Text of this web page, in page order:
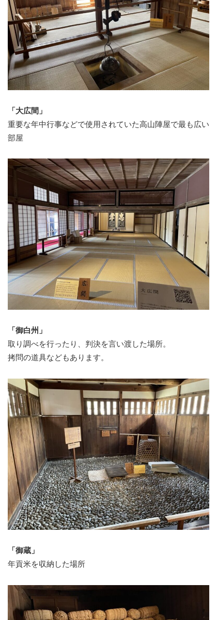
「大広間」
重要な年中行事などで使用されていた高山陣屋で最も広い
部屋
「御白州」
取り調べを行ったり、判決を言い渡した場所。
拷問の道具などもあります。
「御蔵」
年貢米を収納した場所